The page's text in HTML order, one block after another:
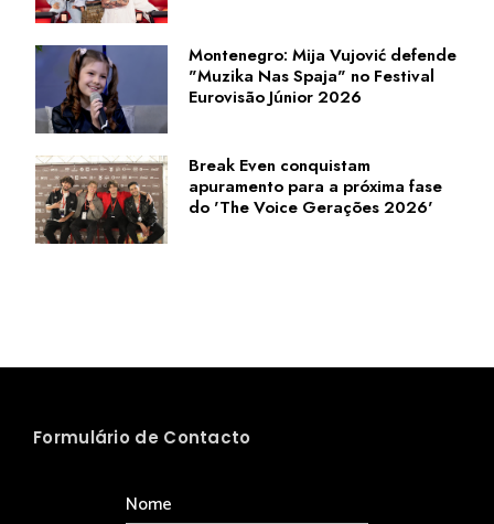
Montenegro: Mija Vujović defende
"Muzika Nas Spaja" no Festival
Eurovisão Júnior 2026
Break Even conquistam
apuramento para a próxima fase
do 'The Voice Gerações 2026'
Formulário de Contacto
Nome